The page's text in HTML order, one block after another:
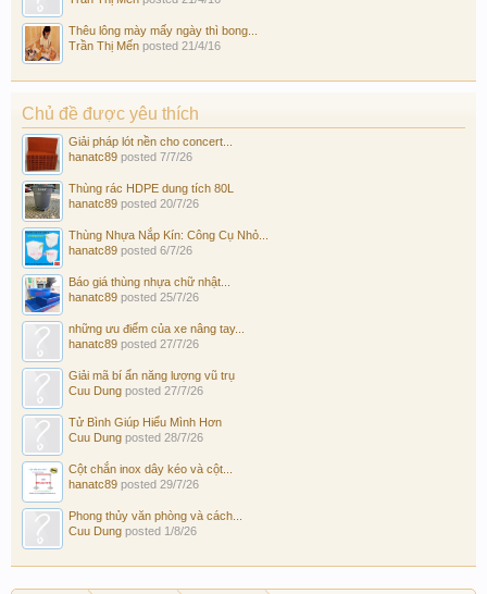
Thêu lông mày mấy ngày thì bong...
Trần Thị Mến posted 21/4/16
Chủ đề được yêu thích
Giải pháp lót nền cho concert...
hanatc89 posted 7/7/26
Thùng rác HDPE dung tích 80L
hanatc89 posted 20/7/26
Thùng Nhựa Nắp Kín: Công Cụ Nhỏ...
hanatc89 posted 6/7/26
Báo giá thùng nhựa chữ nhật...
hanatc89 posted 25/7/26
những ưu điểm của xe nâng tay...
hanatc89 posted 27/7/26
Giải mã bí ẩn năng lượng vũ trụ
Cuu Dung posted 27/7/26
Tử Bình Giúp Hiểu Mình Hơn
Cuu Dung posted 28/7/26
Cột chắn inox dây kéo và cột...
hanatc89 posted 29/7/26
Phong thủy văn phòng và cách...
Cuu Dung posted 1/8/26